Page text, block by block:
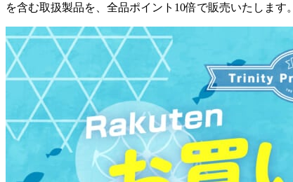
を含む取扱製品を、全品ポイント10倍で販売いたします。